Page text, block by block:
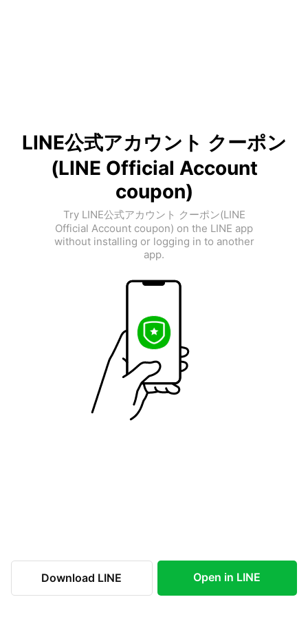
LINE公式アカウント クーポン
(LINE Official Account
coupon)
Try LINE公式アカウント クーポン(LINE
Official Account coupon) on the LINE app
without installing or logging in to another
app.
Download LINE Open in LINE